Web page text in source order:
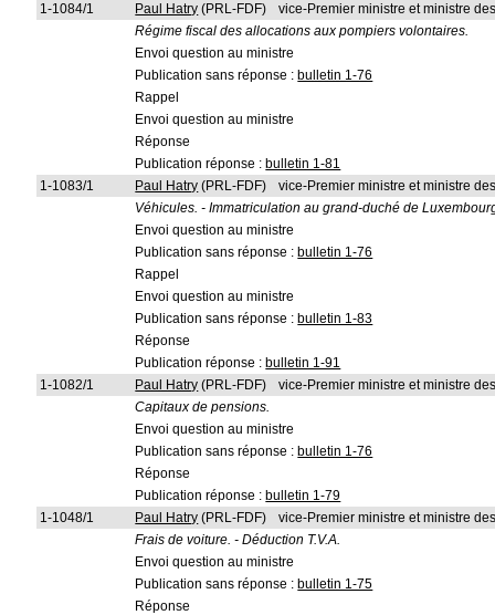
1-1084/1
Paul Hatry (PRL-FDF)
vice-Premier ministre et ministre
Régime fiscal des allocations aux pompiers volontaires.
Envoi question au ministre
Publication sans réponse : bulletin 1-76
Rappel
Envoi question au ministre
Réponse
Publication réponse : bulletin 1-81
1-1083/1
Paul Hatry (PRL-FDF)
vice-Premier ministre et ministre
Véhicules. - Immatriculation au grand-duché de
Envoi question au ministre
Publication sans réponse : bulletin 1-76
Rappel
Envoi question au ministre
Publication sans réponse : bulletin 1-83
Réponse
Publication réponse : bulletin 1-91
1-1082/1
Paul Hatry (PRL-FDF)
vice-Premier ministre et ministre
Capitaux de pensions.
Envoi question au ministre
Publication sans réponse : bulletin 1-76
Réponse
Publication réponse : bulletin 1-79
1-1048/1
Paul Hatry (PRL-FDF)
vice-Premier ministre et ministre
Frais de voiture. - Déduction T.V.A.
Envoi question au ministre
Publication sans réponse : bulletin 1-75
Réponse